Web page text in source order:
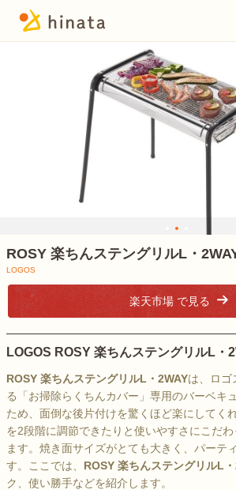
ROSY 楽ちんステングリルL・
LOGOS
楽天市場 で見る
LOGOS ROSY 楽ちんステングリルL・
ROSY 楽ちんステングリルL・2WAYは、ロゴ
る「お掃除らくちんカバー」専用のバーベキ
ため、面倒な後片付けを驚くほど楽にしてく
を2段階に調節できたりと使いやすさにこだ
ます。焼き面サイズがとても大きく、パーテ
す。ここでは、 ROSY 楽ちんステングリルL
ク、使い勝手などを紹介します。